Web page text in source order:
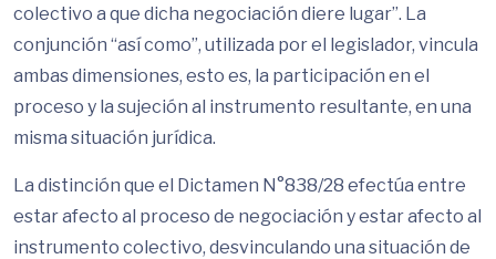
colectivo a que dicha negociación diere lugar”. La
conjunción “así como”, utilizada por el legislador, vincula
ambas dimensiones, esto es, la participación en el
proceso y la sujeción al instrumento resultante, en una
misma situación jurídica.
La distinción que el Dictamen N°838/28 efectúa entre
estar afecto al proceso de negociación y estar afecto al
instrumento colectivo, desvinculando una situación de